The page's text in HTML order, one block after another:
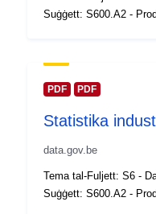
Spazjali:
Identifikaturi:
Suġġett: S600.A2 -
PDF PDF
Statistika
data.gov.be
Tema tal-Fuljett: S6 -
Suġġett: S600.A2 -